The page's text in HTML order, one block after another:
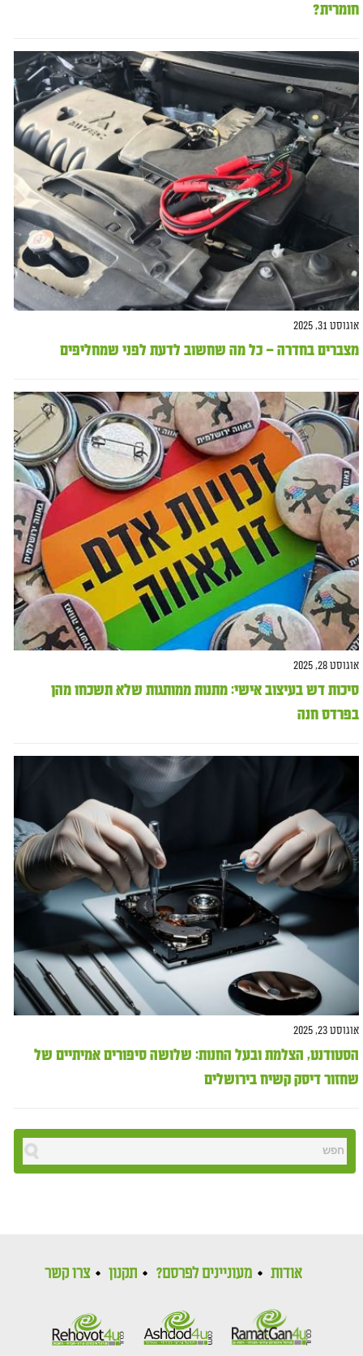
חומרית?
אוגוסט 31, 2025
מצברים בחדרה – כל מה שחשוב לדעת לפני שמחליפים
אוגוסט 28, 2025
סיכות דש בעיצוב אישי: מתנות ממותגות שלא תשכחו מהן
בפרדס חנה
אוגוסט 23, 2025
הסטודנט, הצלמת ובעל החנות: שלושה סיפורים אמיתיים של
שחזור דיסק קשיח בירושלים
אודות מעוניינים לפרסם? תקנון צרו קשר